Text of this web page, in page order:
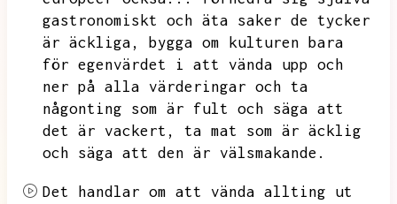
gastronomiskt och äta saker de tycker
är äckliga,
bygga om kulturen bara
för egenvärdet i att vända upp och
ner på alla värderingar och ta
någonting som är fult och säga att
det är vackert,
ta mat som är äcklig
och säga att den är välsmakande.
Det handlar om att vända allting ut